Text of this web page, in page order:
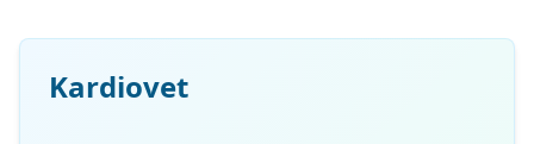
Kardiovet